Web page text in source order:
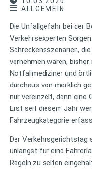
ALLGEMEIN
Die Unfallgefahr bei der
Verkehrsexperten
Schreckensszenarien,
vernehmen waren,
Notfallmediziner und
durchaus von merklich
nur vereinzelt, denn
Erst seit diesem Jahr
Fahrzeugkategorie
Der Verkehrsgerichtstag
unlängst für eine
Regeln zu selten